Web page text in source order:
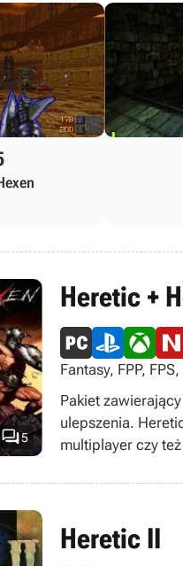
5
Heretic +
Fantasy, FPP,
Singleplayer,
Pakiet
ulepszenia.
multiplayer czy
Heretic II